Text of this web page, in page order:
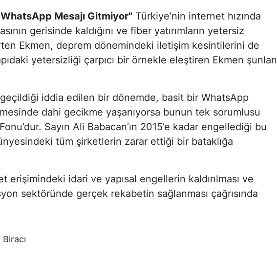
Mesajı Gitmiyor" Türkiye’nin internet hızında
gerisinde kaldığını ve fiber yatırımların yetersiz
Ekmen, deprem dönemindeki iletişim kesintilerini de
yetersizliği çarpıcı bir örnekle eleştiren Ekmen şunları
geçildiği iddia edilen bir dönemde, basit bir WhatsApp
dahi gecikme yaşanıyorsa bunun tek sorumlusu
Sayın Ali Babacan’ın 2015’e kadar engellediği bu
tüm şirketlerin zarar ettiği bir bataklığa
erişimindeki idari ve yapısal engellerin kaldırılması ve
sektöründe gerçek rekabetin sağlanması çağrısında